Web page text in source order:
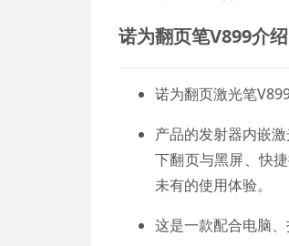
诺为翻页笔V899介绍
诺为翻页激光笔
产品的发射器内嵌
下翻页与黑屏、快
未有的使用体验。
这是一款配合电脑